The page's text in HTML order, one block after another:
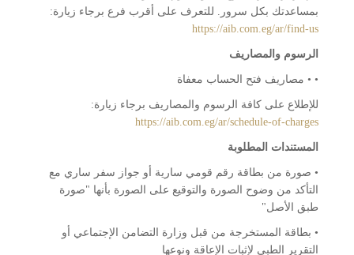
بمساعدتك بكل سرور. للتعرف على أقرب فرع برجاء زيارة:
https://aib.com.eg/ar/find-us
الرسوم والمصاريف
• • مصاريف فتح الحساب معفاة
للإطلاع على كافة الرسوم والمصاريف برجاء زيارة:
https://aib.com.eg/ar/schedule-of-charges
المستندات المطلوبة
• صورة من بطاقة رقم قومي سارية أو جواز سفر ساري مع
التأكد من وضوح الصورة والتوقيع على الصورة بأنها "صورة
طبق الأصل"
• بطاقة المستخرجة من قبل وزارة التضامن الإجتماعي أو
التقرير الطبي لإثبات الإعاقة ونوعها